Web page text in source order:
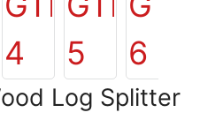
Log Splitter